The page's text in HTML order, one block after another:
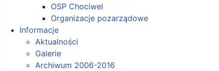
OSP Chociwel
Organizacje pozarządowe
Informacje
Aktualności
Galerie
Archiwum 2006-2016